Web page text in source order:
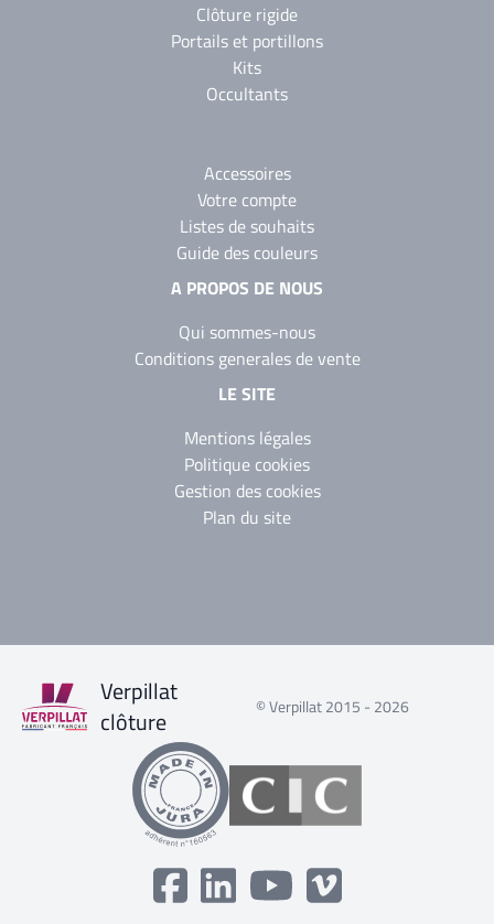
Clôture rigide
Portails et portillons
Kits
Occultants
Accessoires
Votre compte
Listes de souhaits
Guide des couleurs
A PROPOS DE NOUS
Qui sommes-nous
Conditions generales de vente
LE SITE
Mentions légales
Politique cookies
Gestion des cookies
Plan du site
Verpillat
clôture
© Verpillat 2015 - 2026